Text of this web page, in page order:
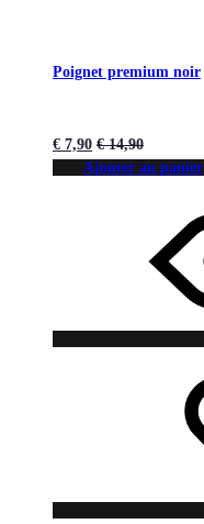
Poignet premium noir
€ 7,90 €14,90
Ajouter au panier